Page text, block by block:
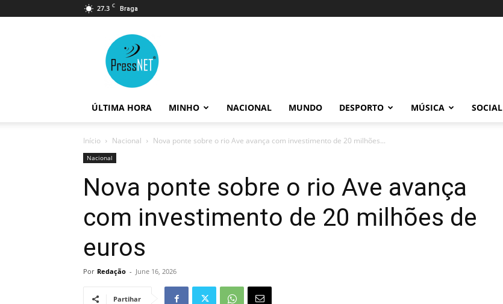
27.3 C Braga
ÚLTIMA HORA MINHO NACIONAL MUNDO DESPORTO MÚSICA SOCIAL
Início Nacional Nova ponte sobre o rio Ave avança com investimento de 20 milhões...
Nacional
Nova ponte sobre o rio Ave avança
com investimento de 20 milhões de
euros
Por Redação - June 16, 2026
Partihar